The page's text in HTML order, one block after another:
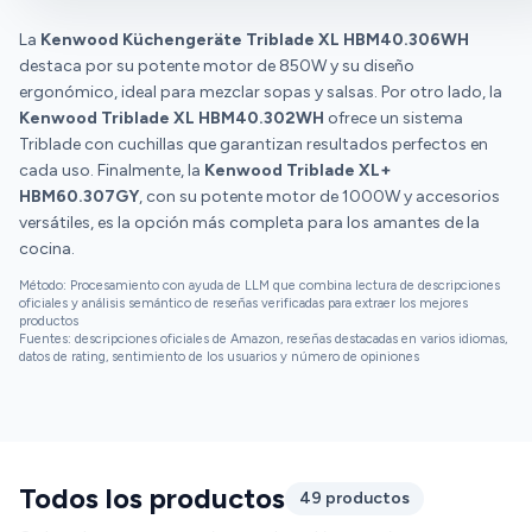
La Kenwood Küchengeräte Triblade XL HBM40.306WH
destaca por su potente motor de 850W y su diseño
ergonómico, ideal para mezclar sopas y salsas. Por otro lado, la
Kenwood Triblade XL HBM40.302WH ofrece un sistema
Triblade con cuchillas que garantizan resultados perfectos en
cada uso. Finalmente, la Kenwood Triblade XL+
HBM60.307GY, con su potente motor de 1000W y accesorios
versátiles, es la opción más completa para los amantes de la
cocina.
Método: Procesamiento con ayuda de LLM que combina lectura de descripciones
oficiales y análisis semántico de reseñas verificadas para extraer los mejores
productos
Fuentes: descripciones oficiales de Amazon, reseñas destacadas en varios idiomas,
datos de rating, sentimiento de los usuarios y número de opiniones
Todos los productos
49 productos